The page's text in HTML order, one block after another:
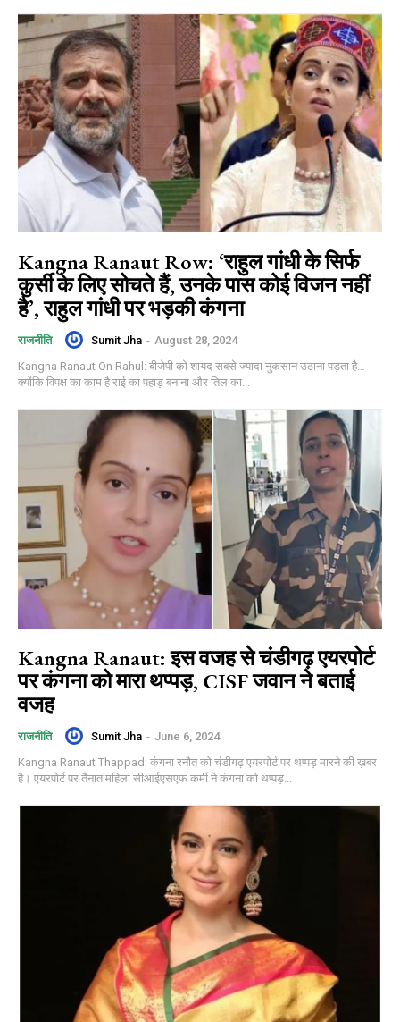
Kangna Ranaut Row: ‘राहुल गांधी के सिर्फ
कुर्सी के लिए सोचते हैं, उनके पास कोई विजन नहीं
है’, राहुल गांधी पर भड़की कंगना
राजनीति Sumit Jha - August 28, 2024
Kangna Ranaut On Rahul: बीजेपी को शायद सबसे ज्यादा नुकसान उठाना पड़ता है…
क्योंकि विपक्ष का काम है राई का पहाड़ बनाना और तिल का...
Kangna Ranaut: इस वजह से चंडीगढ़ एयरपोर्ट
पर कंगना को मारा थप्पड़, CISF जवान ने बताई
वजह
राजनीति Sumit Jha - June 6, 2024
Kangna Ranaut Thappad: कंगना रनौत को चंडीगढ़ एयरपोर्ट पर थप्पड़ मारने की ख़बर
है। एयरपोर्ट पर तैनात महिला सीआईएसएफ कर्मी ने कंगना को थप्पड़...